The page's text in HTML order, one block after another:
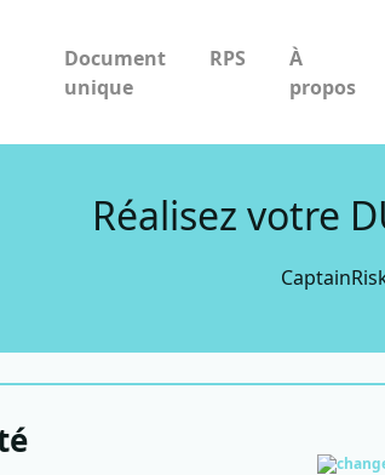
Document
unique
RPS
À
propos
Réalisez votre